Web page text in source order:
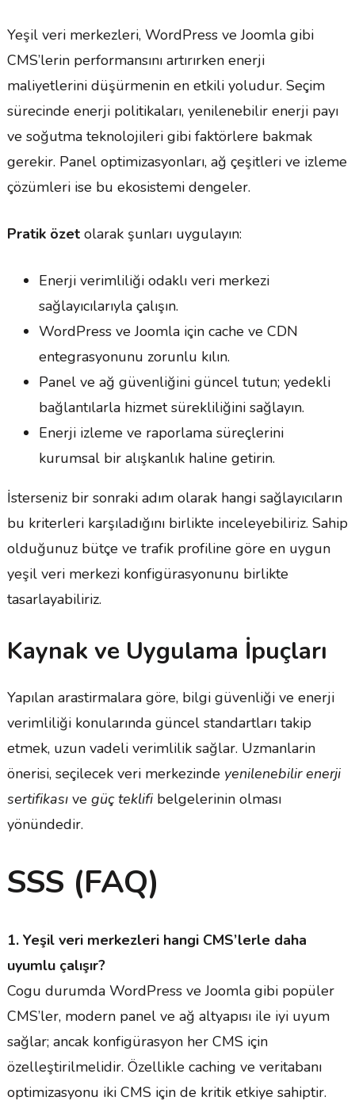
Yeşil veri merkezleri, WordPress ve Joomla gibi
CMS’lerin performansını artırırken enerji
maliyetlerini düşürmenin en etkili yoludur. Seçim
sürecinde enerji politikaları, yenilenebilir enerji payı
ve soğutma teknolojileri gibi faktörlere bakmak
gerekir. Panel optimizasyonları, ağ çeşitleri ve izleme
çözümleri ise bu ekosistemi dengeler.
Pratik özetolarak şunları uygulayın:
Enerji verimliliği odaklı veri merkezi
sağlayıcılarıyla çalışın.
WordPress ve Joomla için cache ve CDN
entegrasyonunu zorunlu kılın.
Panel ve ağ güvenliğini güncel tutun; yedekli
bağlantılarla hizmet sürekliliğini sağlayın.
Enerji izleme ve raporlama süreçlerini
kurumsal bir alışkanlık haline getirin.
İsterseniz bir sonraki adım olarak hangi sağlayıcıların
bu kriterleri karşıladığını birlikte inceleyebiliriz. Sahip
olduğunuz bütçe ve trafik profiline göre en uygun
yeşil veri merkezi konfigürasyonunu birlikte
tasarlayabiliriz.
Kaynak ve Uygulama İpuçları
Yapılan arastirmalara göre, bilgi güvenliği ve enerji
verimliliği konularında güncel standartları takip
etmek, uzun vadeli verimlilik sağlar. Uzmanlarin
önerisi, seçilecek veri merkezinde yenilenebilir enerji
sertifikasıve güç teklifibelgelerinin olması
yönündedir.
SSS (FAQ)
1. Yeşil veri merkezleri hangi CMS’lerle daha
uyumlu çalışır?
Cogu durumda WordPress ve Joomla gibi popüler
CMS’ler, modern panel ve ağ altyapısı ile iyi uyum
sağlar; ancak konfigürasyon her CMS için
özelleştirilmelidir. Özellikle caching ve veritabanı
optimizasyonu iki CMS için de kritik etkiye sahiptir.